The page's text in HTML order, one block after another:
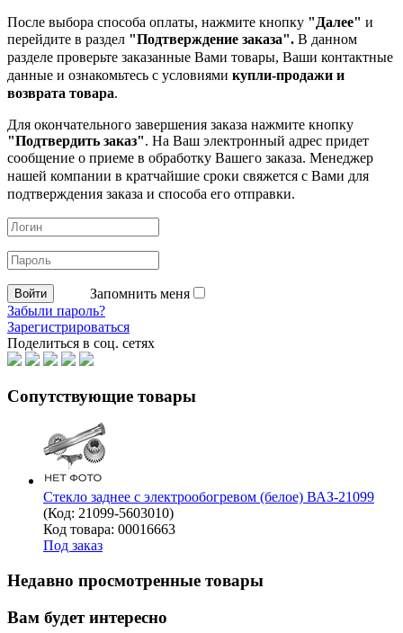
После выбора способа оплаты, нажмите кнопку "Далее" и
перейдите в раздел "Подтверждение заказа". В данном
разделе проверьте заказанные Вами товары, Ваши контактные
данные и ознакомьтесь с условиями купли-продажи и
возврата товара.
Для окончательного завершения заказа нажмите кнопку
"Подтвердить заказ". На Ваш электронный адрес придет
сообщение о приеме в обработку Вашего заказа. Менеджер
нашей компании в кратчайшие сроки свяжется с Вами для
подтверждения заказа и способа его отправки.
Запомнить меня
Забыли пароль?
Зарегистрироваться
Поделиться в соц. сетях
Сопутствующие товары
Стекло заднее с электрообогревом (белое) ВАЗ-21099
(Код: 21099-5603010)
Код товара: 00016663
Под заказ
Недавно просмотренные товары
Вам будет интересно